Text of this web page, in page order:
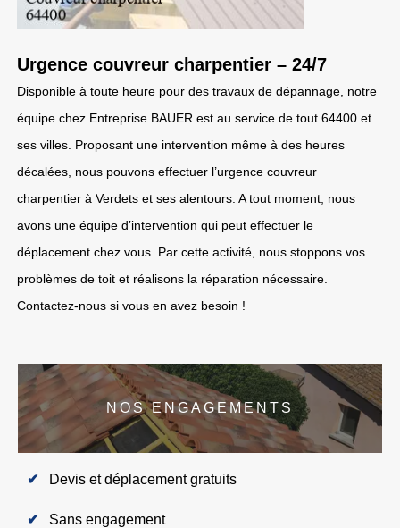
Urgence couvreur charpentier – 24/7
Disponible à toute heure pour des travaux de dépannage, notre
équipe chez Entreprise BAUER est au service de tout 64400 et
ses villes. Proposant une intervention même à des heures
décalées, nous pouvons effectuer l’urgence couvreur
charpentier à Verdets et ses alentours. A tout moment, nous
avons une équipe d’intervention qui peut effectuer le
déplacement chez vous. Par cette activité, nous stoppons vos
problèmes de toit et réalisons la réparation nécessaire.
Contactez-nous si vous en avez besoin !
NOS ENGAGEMENTS
Devis et déplacement gratuits
Sans engagement